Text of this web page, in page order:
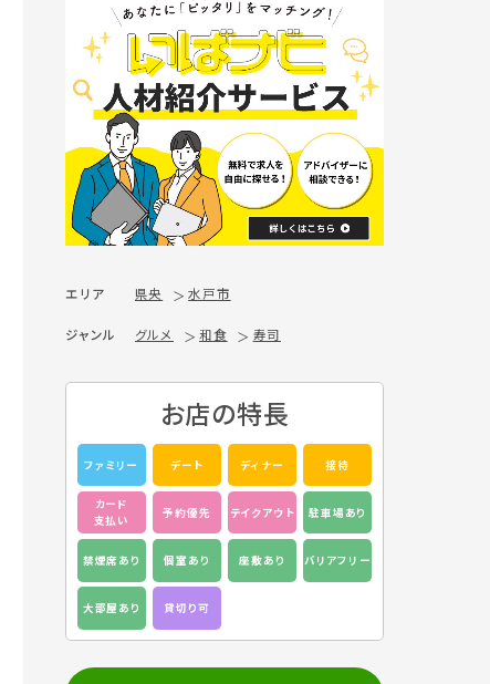
エリア 県央 水戸市
ジャンル グルメ 和食 寿司
お店の特長
ファミリー デート ディナー 接待
カード
支払い
予約優先 テイクアウト 駐車場あり
禁煙席あり 個室あり 座敷あり バリアフリー
大部屋あり 貸切り可